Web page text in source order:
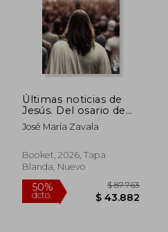
50%
dcto.
$ 130.344
$ 65.172
Últimas noticias de
Jesús. Del osario de
Caifás a la Sábana
Santa
José María Zavala
Booket, 2026, Tapa
Blanda, Nuevo